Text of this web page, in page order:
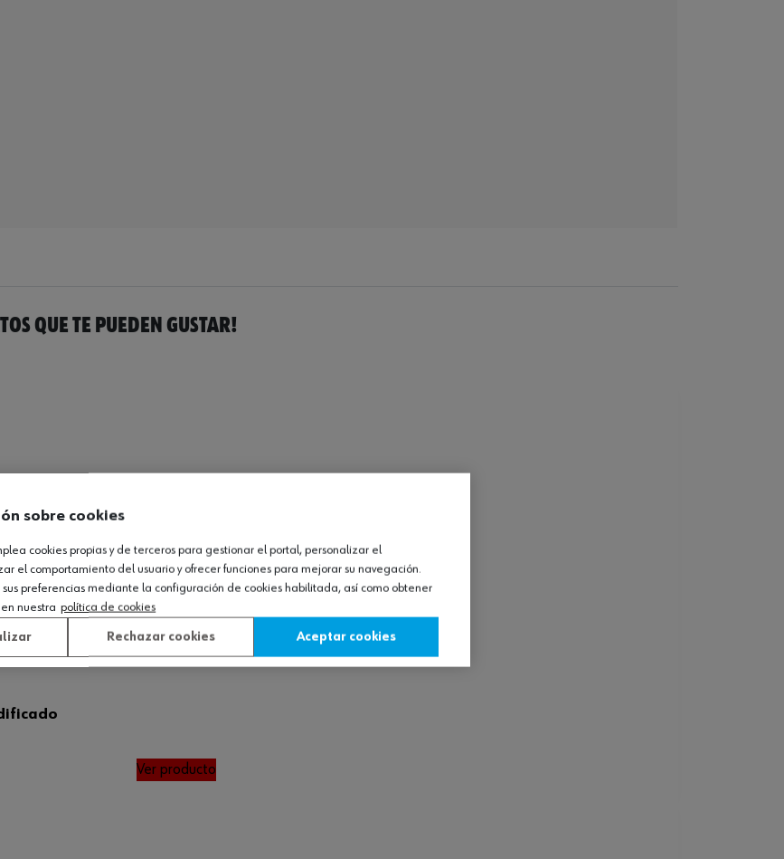
QUE TE PUEDEN GUSTAR!
Ver producto
sobre cookies
cookies propias y de terceros para gestionar el portal, personalizar el
el comportamiento del usuario y ofrecer funciones para mejorar su navegación.
preferencias mediante la configuración de cookies habilitada, así como obtener
nuestra política de cookies
Rechazar cookies Aceptar cookies